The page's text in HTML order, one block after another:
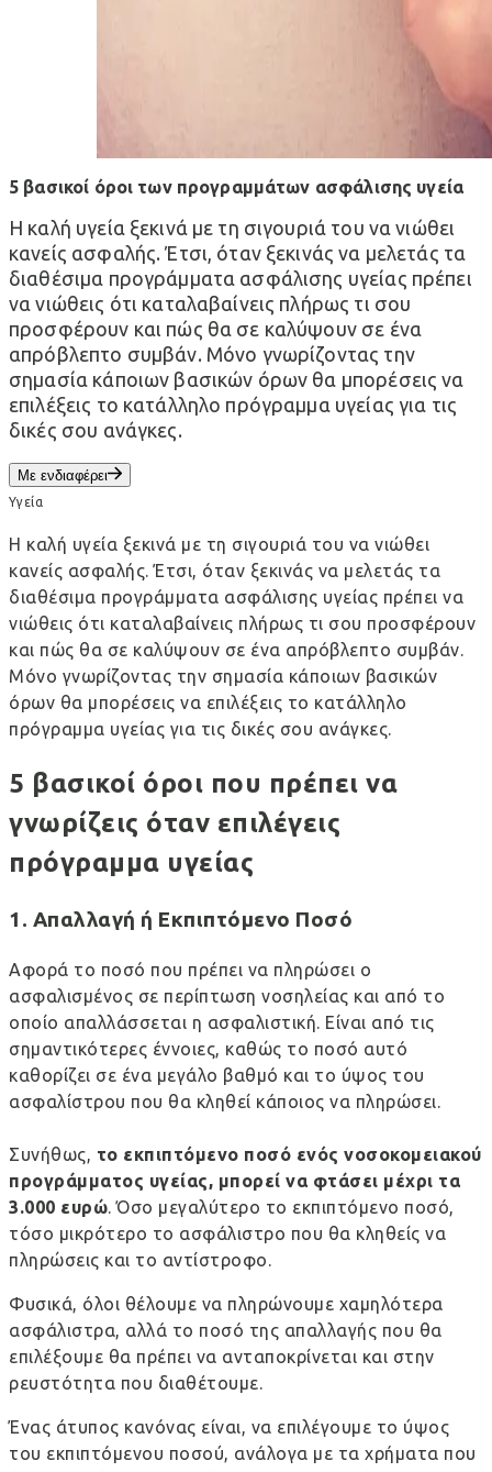
5 βασικοί όροι των προγραμμάτων ασφάλισης υγεία
Η καλή υγεία ξεκινά με τη σιγουριά του να νιώθει
κανείς ασφαλής. Έτσι, όταν ξεκινάς να μελετάς τα
διαθέσιμα προγράμματα ασφάλισης υγείας πρέπει
να νιώθεις ότι καταλαβαίνεις πλήρως τι σου
προσφέρουν και πώς θα σε καλύψουν σε ένα
απρόβλεπτο συμβάν. Μόνο γνωρίζοντας την
σημασία κάποιων βασικών όρων θα μπορέσεις να
επιλέξεις το κατάλληλο πρόγραμμα υγείας για τις
δικές σου ανάγκες.
Με ενδιαφέρει
Υγεία
Η καλή υγεία ξεκινά με τη σιγουριά του να νιώθει
κανείς ασφαλής. Έτσι, όταν ξεκινάς να μελετάς τα
διαθέσιμα προγράμματα ασφάλισης υγείας πρέπει να
νιώθεις ότι καταλαβαίνεις πλήρως τι σου προσφέρουν
και πώς θα σε καλύψουν σε ένα απρόβλεπτο συμβάν.
Μόνο γνωρίζοντας την σημασία κάποιων βασικών
όρων θα μπορέσεις να επιλέξεις το κατάλληλο
πρόγραμμα υγείας για τις δικές σου ανάγκες.
5 βασικοί όροι που πρέπει να
γνωρίζεις όταν επιλέγεις
πρόγραμμα υγείας
1. Απαλλαγή ή Εκπιπτόμενο Ποσό
Αφορά το ποσό που πρέπει να πληρώσει ο
ασφαλισμένος σε περίπτωση νοσηλείας και από το
οποίο απαλλάσσεται η ασφαλιστική. Είναι από τις
σημαντικότερες έννοιες, καθώς το ποσό αυτό
καθορίζει σε ένα μεγάλο βαθμό και το ύψος του
ασφαλίστρου που θα κληθεί κάποιος να πληρώσει.
Συνήθως, το εκπιπτόμενο ποσό ενός νοσοκομειακού
προγράμματος υγείας, μπορεί να φτάσει μέχρι τα
3.000 ευρώ . Όσο μεγαλύτερο το εκπιπτόμενο ποσό,
τόσο μικρότερο το ασφάλιστρο που θα κληθείς να
πληρώσεις και το αντίστροφο.
Φυσικά, όλοι θέλουμε να πληρώνουμε χαμηλότερα
ασφάλιστρα, αλλά το ποσό της απαλλαγής που θα
επιλέξουμε θα πρέπει να ανταποκρίνεται και στην
ρευστότητα που διαθέτουμε.
Ένας άτυπος κανόνας είναι, να επιλέγουμε το ύψος
του εκπιπτόμενου ποσού, ανάλογα με τα χρήματα που